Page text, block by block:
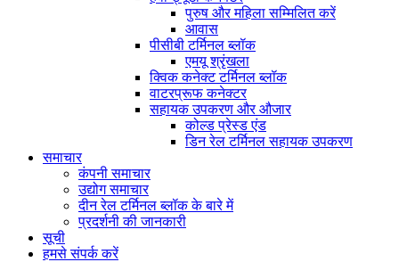
पुरुष और महिला सम्मिलित करें
आवास
पीसीबी टर्मिनल ब्लॉक
एमयू श्रृंखला
क्विक कनेक्ट टर्मिनल ब्लॉक
वाटरप्रूफ कनेक्टर
सहायक उपकरण और औजार
कोल्ड प्रेस्ड एंड
डिन रेल टर्मिनल सहायक उपकरण
समाचार
कंपनी समाचार
उद्योग समाचार
दीन रेल टर्मिनल ब्लॉक के बारे में
प्रदर्शनी की जानकारी
सूची
हमसे संपर्क करें